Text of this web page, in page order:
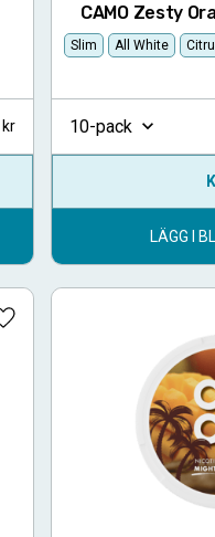
CAMO Zesty
Slim All White
10-pack
LÄGG I
Lägg till i favoriter